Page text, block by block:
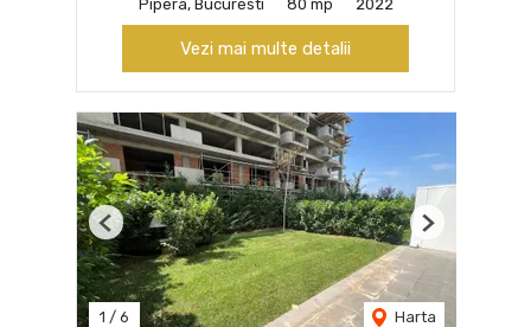
Pipera, Bucuresti
80 mp 2022
Vezi mai multe detalii
1 / 6 Harta
Previous Next